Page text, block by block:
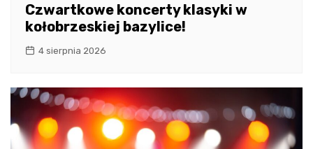
Czwartkowe koncerty klasyki w
kołobrzeskiej bazylice!
4 sierpnia 2026